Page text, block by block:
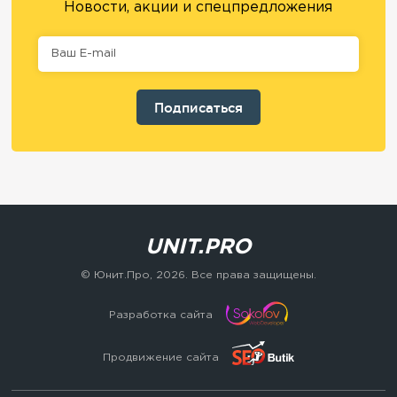
Новости, акции и спецпредложения
UNIT.PRO
© Юнит.Про, 2026 . Все права защищены.
Разработка сайта
Продвижение сайта